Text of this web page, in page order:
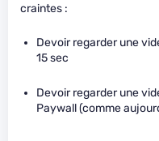
craintes :
Devoir regarder une
15 sec
Devoir regarder une
Paywall (comme